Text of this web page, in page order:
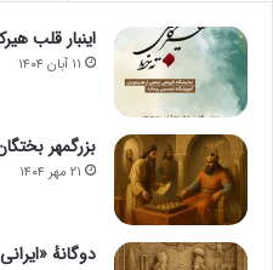
اینبار قلب
۱۱ آبان ۱۴۰۴
بزرگمهر
۲۱ مهر ۱۴۰۴
دوگانهٔ